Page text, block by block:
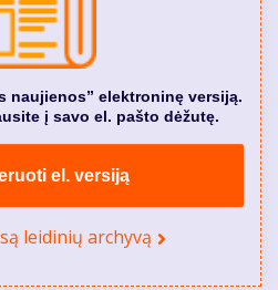
naujienos” elektroninę versiją.
į savo el. pašto dėžutę.
el. versiją
leidinių archyvą